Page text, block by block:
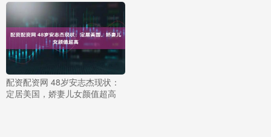
配资配资网 48岁安志杰现状：
定居美国，娇妻儿女颜值超高